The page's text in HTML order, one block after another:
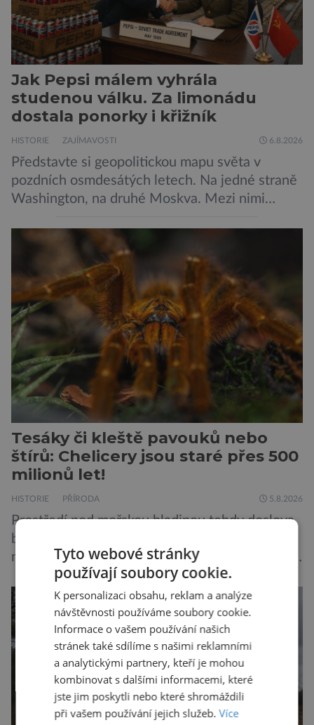
Jak Pepsi málem vyhrála
studenou válku. Za limonádu
dostala ponorky i křižník
HISTORIE ZAJÍMAVOSTI 6.8.2026
Představte si geopolitickou mapu světa v
pozdních osmdesátých letech. Na jedné straně
Washington, na druhé Moskva. Mezi nimi
padesátkrát dokola, železná opona a miliony
vojáků v permanentní pohotovosti. A pak je tu
Donald Kendall, generální ředitel společnosti
PepsiCo, který se v květnu roku 1989 stává
admirálem flotily, jež čítá sedmnáct […]
Tesáky či kleště pavouků nebo
štírů: Chelicery jsou staré přes 500
milionů let!
HISTORIE PŘÍRODA 5.8.2026
Prostředí pod mořskou hladinou tehdy doslova
bujelo životem. Ve vodách se proháněli
nejroztodivnější živočichové – trilobiti, medúzy
či hlavonožci. V dávném kambriu žil také
prazvláštní stonožce podobný tvor, který měl
zárodky zbraní typických pro dnešní pavouky.
Pavouci, štíři či klíšťata jsou členovci patřící do
skupiny klepítkatců. Vyznačují se takzvanými
chelicerami, které u nich představují právě […]
Tyto webové stránky
používají soubory cookie.
K personalizaci obsahu, reklam a analýze
návštěvnosti používáme soubory cookie.
Informace o vašem používání našich
stránek také sdílíme s našimi reklamními
a analytickými partnery, kteří je mohou
kombinovat s dalšími informacemi, které
jste jim poskytli nebo které shromáždili
při vašem používání jejich služeb.Více